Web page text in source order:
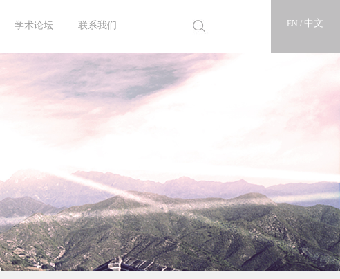
学术论坛 联系我们
联系亘泰
人才招聘
EN / 中文